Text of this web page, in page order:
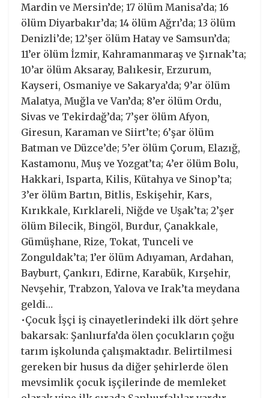
Mardin ve Mersin’de; 17 ölüm Manisa’da; 16
ölüm Diyarbakır’da; 14 ölüm Ağrı’da; 13 ölüm
Denizli’de; 12’şer ölüm Hatay ve Samsun’da;
11’er ölüm İzmir, Kahramanmaraş ve Şırnak’ta;
10’ar ölüm Aksaray, Balıkesir, Erzurum,
Kayseri, Osmaniye ve Sakarya’da; 9’ar ölüm
Malatya, Muğla ve Van’da; 8’er ölüm Ordu,
Sivas ve Tekirdağ’da; 7’şer ölüm Afyon,
Giresun, Karaman ve Siirt’te; 6’şar ölüm
Batman ve Düzce’de; 5’er ölüm Çorum, Elazığ,
Kastamonu, Muş ve Yozgat’ta; 4’er ölüm Bolu,
Hakkari, Isparta, Kilis, Kütahya ve Sinop’ta;
3’er ölüm Bartın, Bitlis, Eskişehir, Kars,
Kırıkkale, Kırklareli, Niğde ve Uşak’ta; 2’şer
ölüm Bilecik, Bingöl, Burdur, Çanakkale,
Gümüşhane, Rize, Tokat, Tunceli ve
Zonguldak’ta; 1’er ölüm Adıyaman, Ardahan,
Bayburt, Çankırı, Edirne, Karabük, Kırşehir,
Nevşehir, Trabzon, Yalova ve Irak’ta meydana
geldi…
•Çocuk İşçi iş cinayetlerindeki ilk dört şehre
bakarsak: Şanlıurfa’da ölen çocukların çoğu
tarım işkolunda çalışmaktadır. Belirtilmesi
gereken bir husus da diğer şehirlerde ölen
mevsimlik çocuk işçilerinde de memleket